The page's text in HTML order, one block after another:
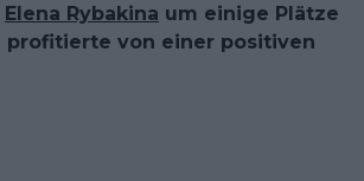
Elena Rybakina um einige Plätze
profitierte von einer positiven